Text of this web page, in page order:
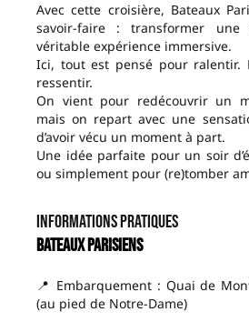
Avec cette croisière, Bateaux
savoir-faire : transformer
véritable expérience immersive.
Ici, tout est pensé pour ralentir.
ressentir.
On vient pour redécouvrir un
mais on repart avec une
d’avoir vécu un moment à part.
Une idée parfaite pour un soir
ou simplement pour (re)tomber
Informations pratiques
Bateaux Parisiens
📍 Embarquement : Quai de
(au pied de Notre-Dame)